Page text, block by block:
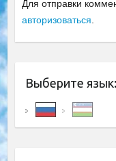
Для отправки
авторизоваться.
Выберите язык: